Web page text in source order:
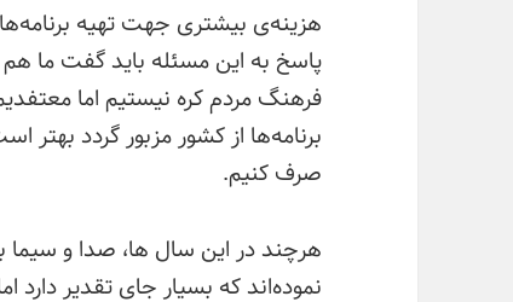
هزینه‌‌ی بیشتری جهت تهیه برنامه‌‌ها
پاسخ به این مسئله باید گفت ما
فرهنگ مردم کره نیستیم اما
برنامه‌‌ها از کشور مزبور گردد
صرف کنیم.
هرچند در این سال ها، صدا و سیما
نموده‌اند که بسیار جای تقدیر دارد